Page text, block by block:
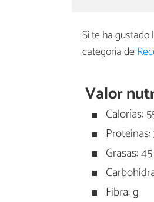
Si te ha
categoría de
Valor
Calorías:
Grasas:
Fibra: g